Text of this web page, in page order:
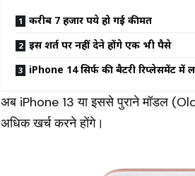
करीब 7 हजार रुपये हो गई कीमत
इस शर्त पर नहीं देने होंगे एक भी पैसे
iPhone 14 सिर्फ की बैटरी रिप्लेसमेंट में
अब iPhone 13 या इससे पुराने मॉडल
अधिक खर्च करने होंगे।